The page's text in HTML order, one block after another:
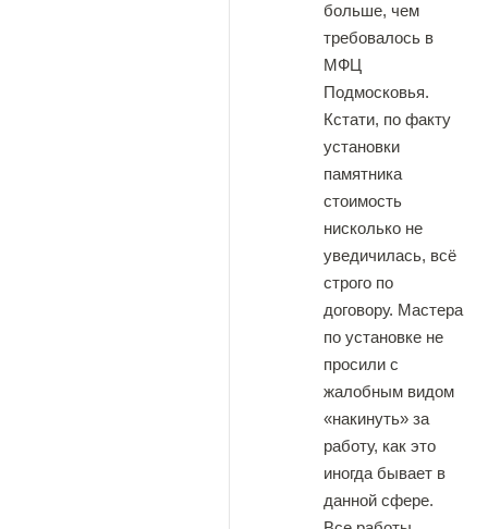
больше, чем
требовалось в
МФЦ
Подмосковья.
Кстати, по факту
установки
памятника
стоимость
нисколько не
уведичилась, всё
строго по
договору. Мастера
по установке не
просили с
жалобным видом
«накинуть» за
работу, как это
иногда бывает в
данной сфере.